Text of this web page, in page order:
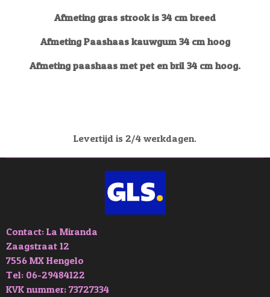
Afmeting gras strook is 34 cm breed
Afmeting Paashaas kauwgum 34 cm hoog
Afmeting paashaas met pet en bril 34 cm hoog.
Levertijd is 2/4 werkdagen.
Contact: La Miranda
Zaagstraat 12
7556 MX Hengelo
Tel: 06-29484122
KVK nummer; 73727334